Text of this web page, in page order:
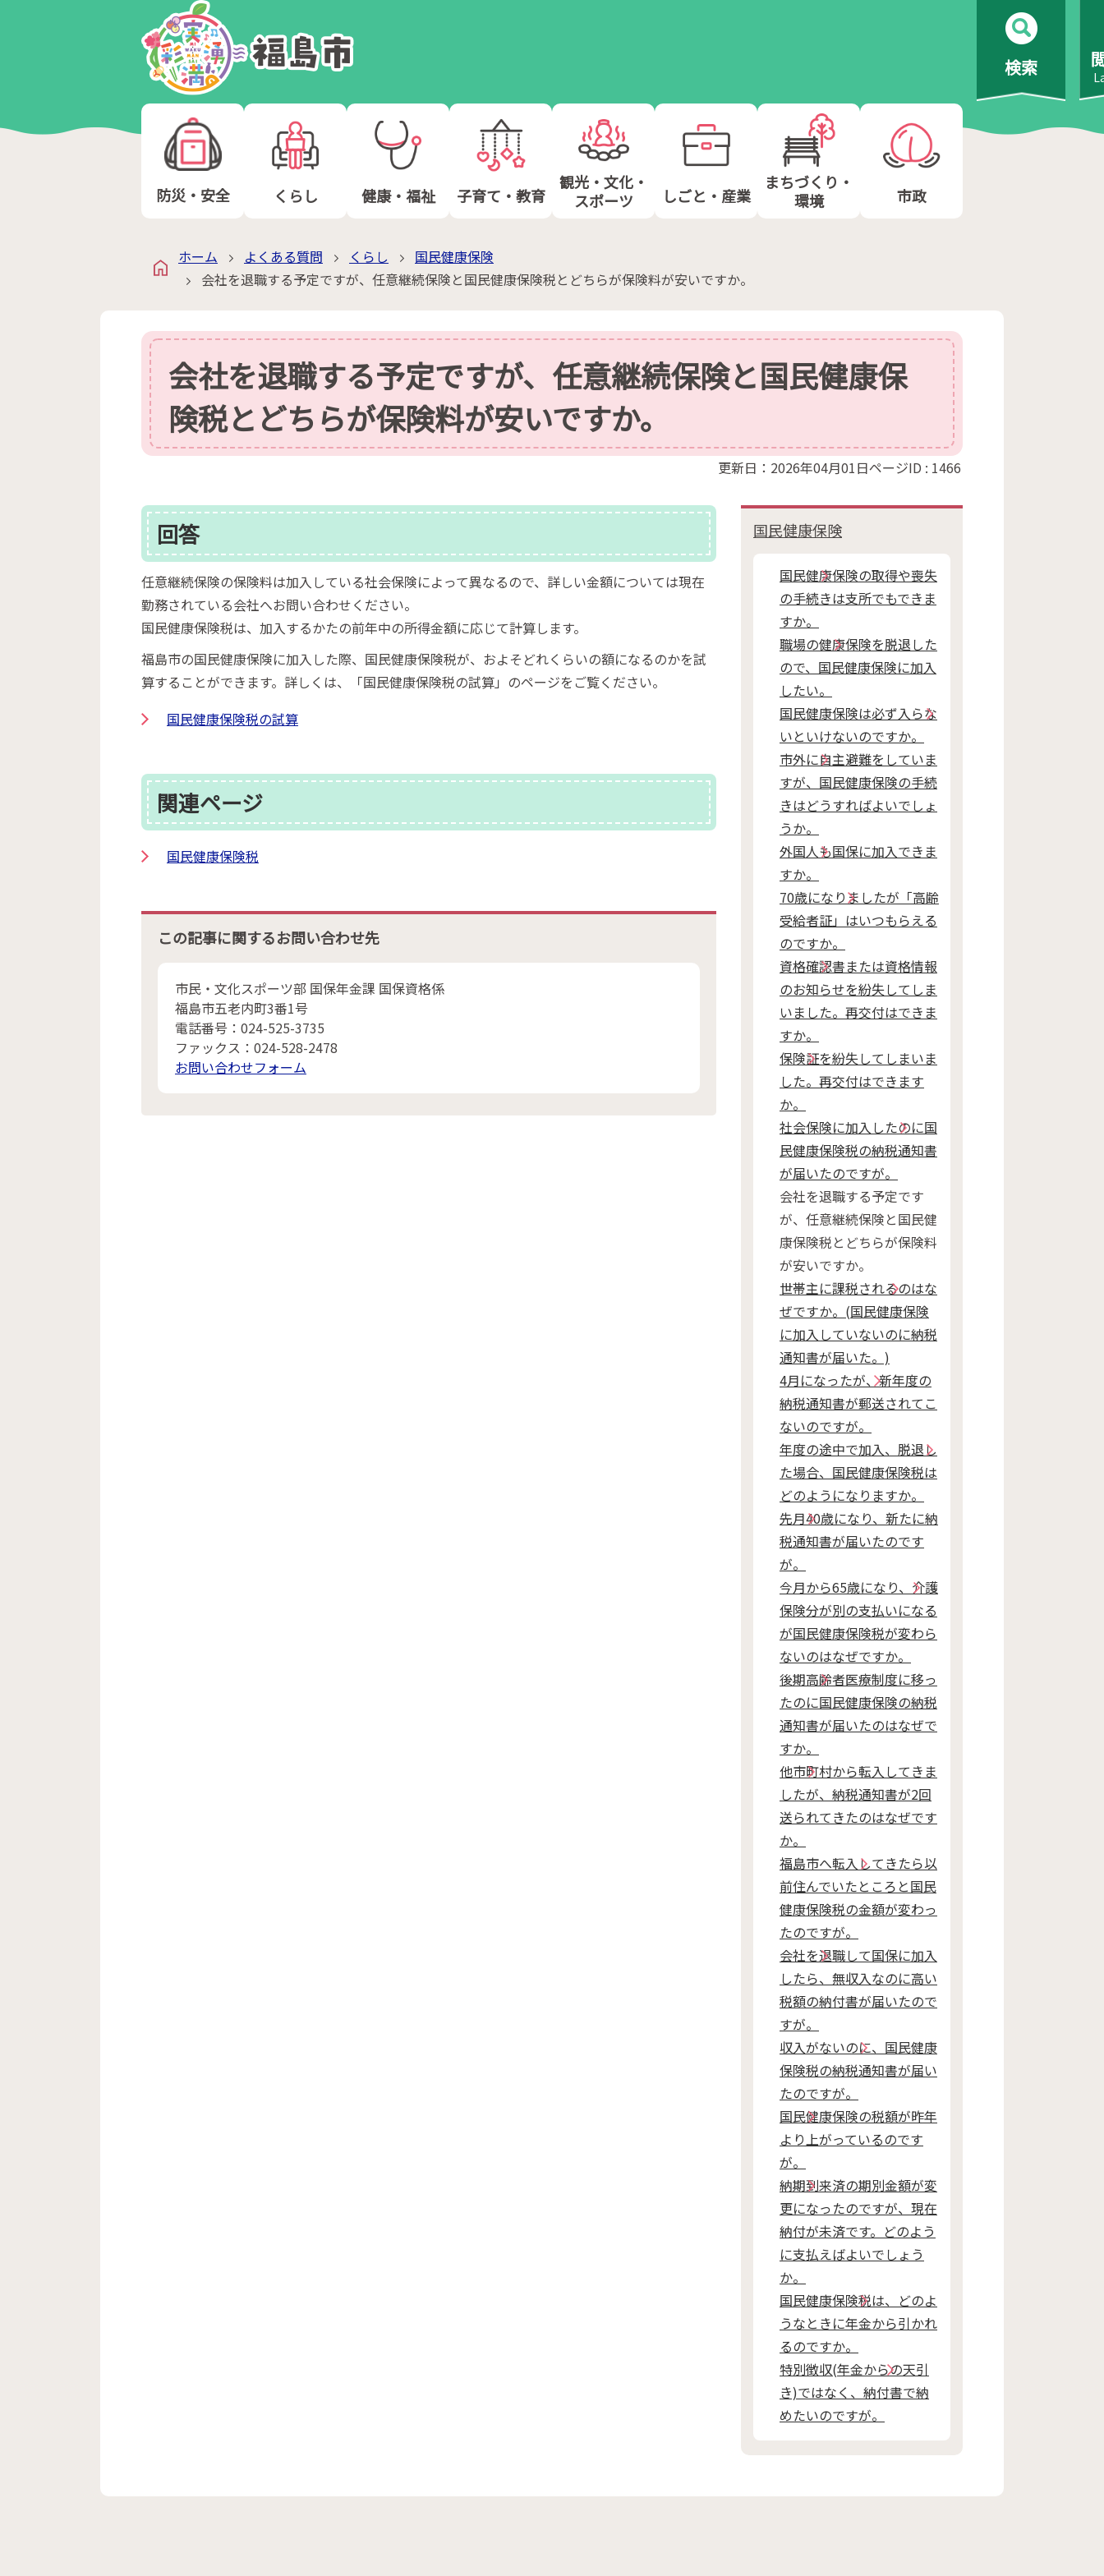
検索
防災・安全 くらし 健康・福祉 子育て・教育
観光・文化・
スポーツ
しごと・産業
まちづくり・
環境
市政
ホーム よくある質問 くらし
国民健康保険
会社を退職する予定ですが、任意継続保険と国民健康保険税とどちらが保険料が安いですか。
会社を退職する予定ですが、任意継続保険と国民健康保
険税とどちらが保険料が安いですか。
更新日：2026年04月01日ページID : 1466
回答
任意継続保険の保険料は加入している社会保険によって異なるので、詳しい金額については現在
勤務されている会社へお問い合わせください。
国民健康保険税は、加入するかたの前年中の所得金額に応じて計算します。
福島市の国民健康保険に加入した際、国民健康保険税が、およそどれくらいの額になるのかを試
算することができます。詳しくは、「国民健康保険税の試算」のページをご覧ください。
国民健康保険税の試算
関連ページ
国民健康保険税
この記事に関するお問い合わせ先
市民・文化スポーツ部 国保年金課 国保資格係
福島市五老内町3番1号
電話番号：024-525-3735
ファックス：024-528-2478
お問い合わせフォーム
国民健康保険
国民健康保険の取得や喪失
の手続きは支所でもできま
すか。
職場の健康保険を脱退した
ので、国民健康保険に加入
したい。
国民健康保険は必ず入らな
いといけないのですか。
市外に自主避難をしていま
すが、国民健康保険の手続
きはどうすればよいでしょ
うか。
外国人も国保に加入できま
すか。
70歳になりましたが「高齢
受給者証」はいつもらえる
のですか。
資格確認書または資格情報
のお知らせを紛失してしま
いました。再交付はできま
すか。
保険証を紛失してしまいま
した。再交付はできます
か。
社会保険に加入したのに国
民健康保険税の納税通知書
が届いたのですが。
会社を退職する予定です
が、任意継続保険と国民健
康保険税とどちらが保険料
が安いですか。
世帯主に課税されるのはな
ぜですか。(国民健康保険
に加入していないのに納税
通知書が届いた。)
4月になったが、新年度の
納税通知書が郵送されてこ
ないのですが。
年度の途中で加入、脱退し
た場合、国民健康保険税は
どのようになりますか。
先月40歳になり、新たに納
税通知書が届いたのです
が。
今月から65歳になり、介護
保険分が別の支払いになる
が国民健康保険税が変わら
ないのはなぜですか。
後期高齢者医療制度に移っ
たのに国民健康保険の納税
通知書が届いたのはなぜで
すか。
他市町村から転入してきま
したが、納税通知書が2回
送られてきたのはなぜです
か。
福島市へ転入してきたら以
前住んでいたところと国民
健康保険税の金額が変わっ
たのですが。
会社を退職して国保に加入
したら、無収入なのに高い
税額の納付書が届いたので
すが。
収入がないのに、国民健康
保険税の納税通知書が届い
たのですが。
国民健康保険の税額が昨年
より上がっているのです
が。
納期到来済の期別金額が変
更になったのですが、現在
納付が未済です。どのよう
に支払えばよいでしょう
か。
国民健康保険税は、どのよ
うなときに年金から引かれ
るのですか。
特別徴収(年金からの天引
き)ではなく、納付書で納
めたいのですが。